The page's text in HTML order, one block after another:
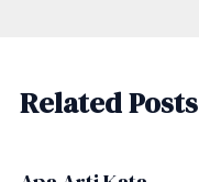
Related Posts